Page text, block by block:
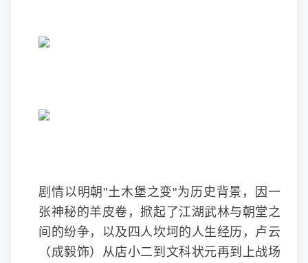
剧情以明朝"土木堡之变"为历史背景，因一
张神秘的羊皮卷，掀起了江湖武林与朝堂之
间的纷争，以及四人坎坷的人生经历，卢云
（成毅饰）从店小二到文科状元再到上战场